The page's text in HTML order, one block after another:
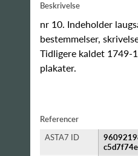
Beskrivelse
nr 10. Indeholder
bestemmelser,
Tidligere kaldet 1749-
plakater.
Referencer
ASTA7 ID